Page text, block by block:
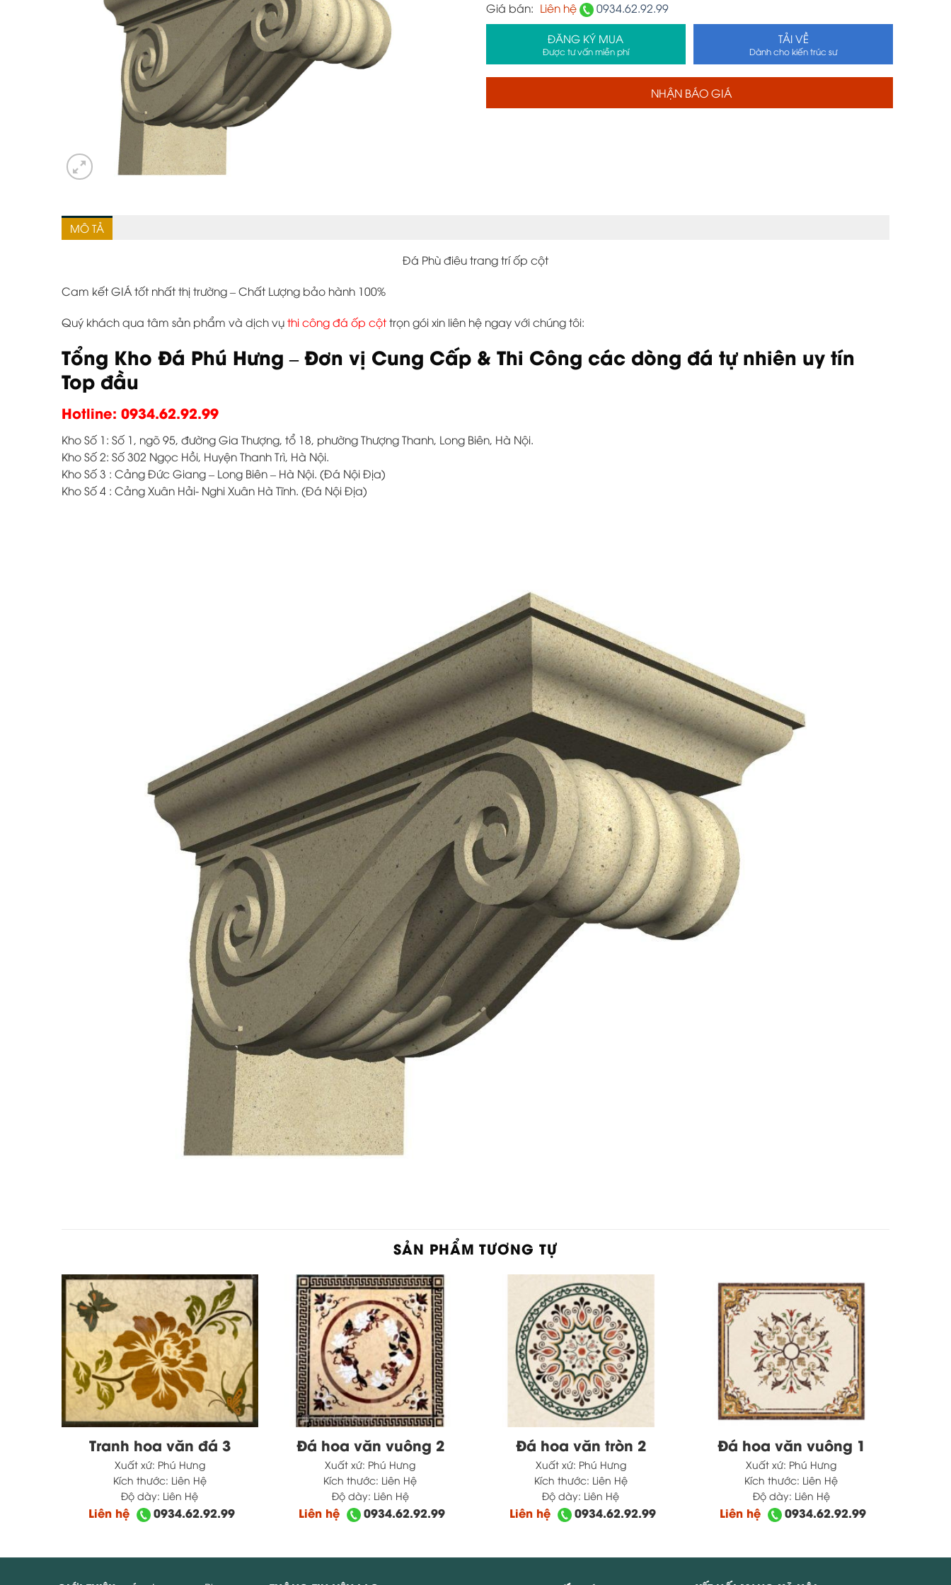
Giá bán: Liên hệ 0934.62.92.99
ĐĂNG KÝ MUA
Được tư vấn miễn phí
TẢI VỀ
Dành cho kiến trúc sư
NHẬN BÁO GIÁ
MÔ TẢ
Đá Phù điêu trang trí ốp cột
Cam kết GIÁ tốt nhất thị trường – Chất Lượng bảo hành 100%
Quý khách qua tâm sản phẩm và dịch vụthi công đá ốp cộttrọn gói xin liên hệ ngay với chúng tôi:
Tổng Kho Đá Phú Hưng – Đơn vị Cung Cấp & Thi Công các dòng đá tự nhiên uy tín
Top đầu
Hotline: 0934.62.92.99
Kho Số 1: Số 1, ngõ 95, đường Gia Thượng, tổ 18, phường Thượng Thanh, Long Biên, Hà Nội.
Kho Số 2: Số 302 Ngọc Hồi, Huyện Thanh Trì, Hà Nội.
Kho Số 3 : Cảng Đức Giang – Long Biên – Hà Nội. (Đá Nội Địa)
Kho Số 4 : Cảng Xuân Hải- Nghi Xuân Hà Tĩnh. (Đá Nội Địa)
SẢN PHẨM TƯƠNG TỰ
Tranh hoa văn đá 3
Xuất xứ: Phú Hưng
Kích thước: Liên Hệ
Độ dày: Liên Hệ
Liên hệ 0934.62.92.99
Đá hoa văn vuông 2
Xuất xứ: Phú Hưng
Kích thước: Liên Hệ
Độ dày: Liên Hệ
Liên hệ 0934.62.92.99
Đá hoa văn tròn 2
Xuất xứ: Phú Hưng
Kích thước: Liên Hệ
Độ dày: Liên Hệ
Liên hệ 0934.62.92.99
Đá hoa văn vuông 1
Xuất xứ: Phú Hưng
Kích thước: Liên Hệ
Độ dày: Liên Hệ
Liên hệ 0934.62.92.99